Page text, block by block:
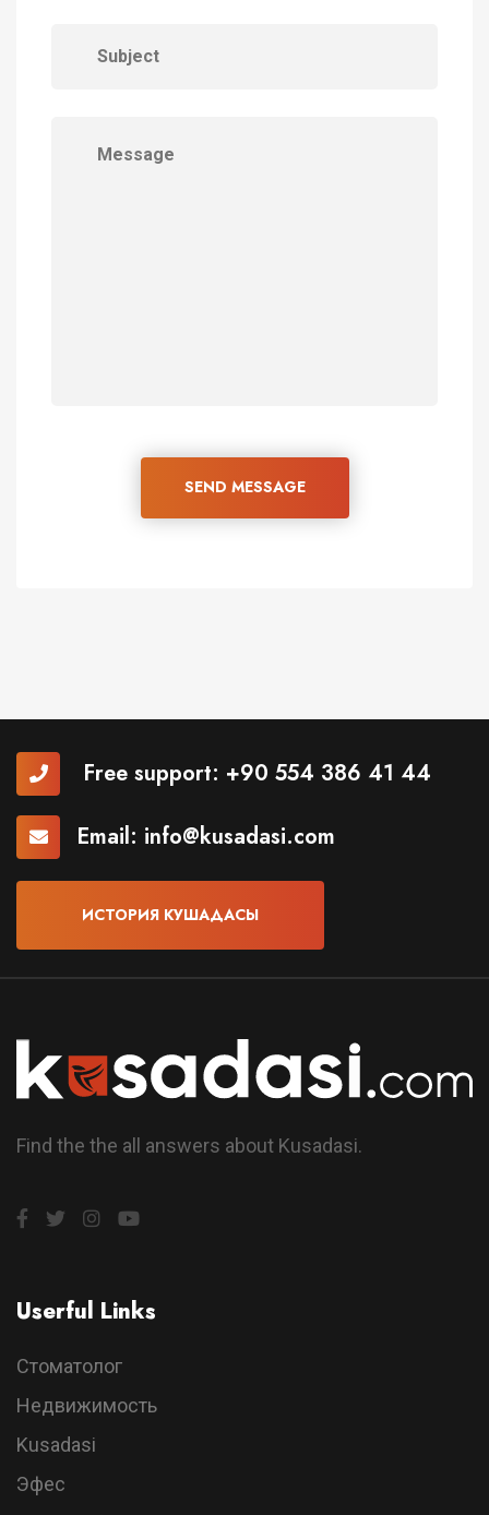
SEND MESSAGE
Free support: +90 554 386 41 44
Email: info@kusadasi.com
ИСТОРИЯ КУШАДАСЫ
Find the the all answers about Kusadasi.
Userful Links
Стоматолог
Недвижимость
Kusadasi
Эфес